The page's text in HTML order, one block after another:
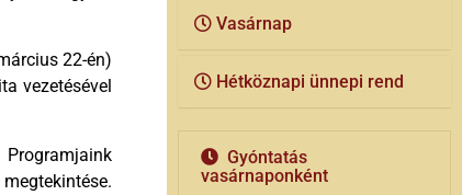
22-én)
vezetésével
Programjaink
Vasárnap
Hétköznapi ünnepi rend
Gyóntatás
vasárnaponként